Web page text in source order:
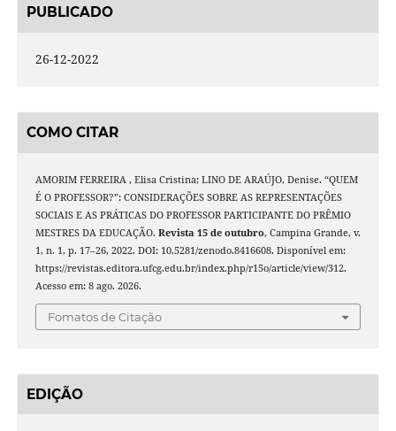
PUBLICADO
26-12-2022
COMO CITAR
AMORIM FERREIRA , Elisa Cristina; LINO DE ARAÚJO, Denise. “QUEM
É O PROFESSOR?”: CONSIDERAÇÕES SOBRE AS REPRESENTAÇÕES
SOCIAIS E AS PRÁTICAS DO PROFESSOR PARTICIPANTE DO PRÊMIO
MESTRES DA EDUCAÇÃO. Revista 15 de outubro, Campina Grande, v.
1, n. 1, p. 17–26, 2022. DOI: 10.5281/zenodo.8416608. Disponível em:
https://revistas.editora.ufcg.edu.br/index.php/r15o/article/view/312.
Acesso em: 8 ago. 2026.
Fomatos de Citação
EDIÇÃO